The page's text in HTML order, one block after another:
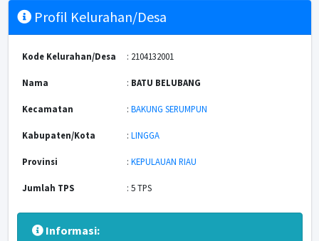
Profil Kelurahan/Desa
Kode Kelurahan/Desa : 2104132001
Nama : BATU BELUBANG
Kecamatan : BAKUNG SERUMPUN
Kabupaten/Kota : LINGGA
Provinsi : KEPULAUAN RIAU
Jumlah TPS : 5 TPS
Informasi: